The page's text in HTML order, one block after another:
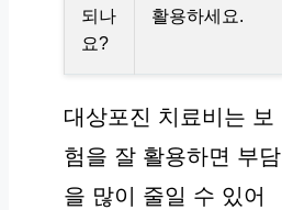
되나
요?
활용하세요.
대상포진 치료비는 보
험을 잘 활용하면 부담
을 많이 줄일 수 있어